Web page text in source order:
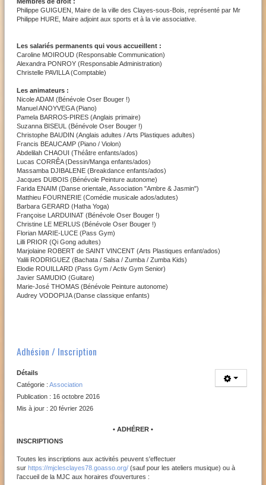
Philippe GUIGUEN, Maire de la ville des Clayes-sous-Bois, représenté par Mr
Philippe HURE, Maire adjoint aux sports et à la vie associative.
Les salariés permanents qui vous accueillent :
Caroline MOIROUD (Responsable Communication)
Alexandra PONROY (Responsable Administration)
Christelle PAVILLA (Comptable)
Les animateurs :
Nicole ADAM (Bénévole Oser Bouger !)
Manuel ANOYVEGA (Piano)
Pamela BARROS-PIRES (Anglais primaire)
Suzanna BISEUL (Bénévole Oser Bouger !)
Christophe BAUDIN (Anglais adultes / Arts Plastiques adultes)
Francis BEAUCAMP (Piano / Violon)
Abdelilah CHAOUI (Théâtre enfants/ados)
Lucas CORRÊA (Dessin/Manga enfants/ados)
Massamba DJIBALENE (Breakdance enfants/ados)
Jacques DUBOIS (Bénévole Peinture autonome)
Farida ENAIM (Danse orientale, Association "Ambre & Jasmin")
Matthieu FOURNERIE (Comédie musicale ados/adutes)
Barbara GERARD (Hatha Yoga)
Françoise LARDUINAT (Bénévole Oser Bouger !)
Christine LE MERLUS (Bénévole Oser Bouger !)
Florian MARIE-LUCE (Pass Gym)
Lilli PRIOR (Qi Gong adultes)
Marjolaine ROBERT de SAINT VINCENT (Arts Plastiques enfant/ados)
Yalili RODRIGUEZ (Bachata / Salsa / Zumba / Zumba Kids)
Elodie ROUILLARD (Pass Gym / Activ Gym Senior)
Javier SAMUDIO (Guitare)
Marie-José THOMAS (Bénévole Peinture autonome)
Audrey VODOPIJA (Danse classique enfants)
Adhésion / Inscription
Détails
Catégorie : Association
Publication : 16 octobre 2016
Mis à jour : 20 février 2026
• ADHÉRER •
INSCRIPTIONS
Toutes les inscriptions aux activités peuvent s'effectuer
sur https://mjclesclayes78.goasso.org/ (sauf pour les ateliers musique) ou à
l’accueil de la MJC aux horaires d'ouvertures :